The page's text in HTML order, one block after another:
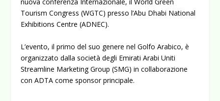
nuova conferenza Internazionale, il World Green
Tourism Congress (WGTC) presso l’Abu Dhabi National
Exhibitions Centre (ADNEC).
L’evento, il primo del suo genere nel Golfo Arabico, è
organizzato dalla società degli Emirati Arabi Uniti
Streamline Marketing Group (SMG) in collaborazione
con ADTA come sponsor principale.